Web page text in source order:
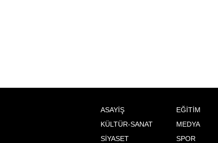
ASAYİŞ
EĞİTİM
KÜLTÜR-SANAT
MEDYA
SİYASET
SPOR